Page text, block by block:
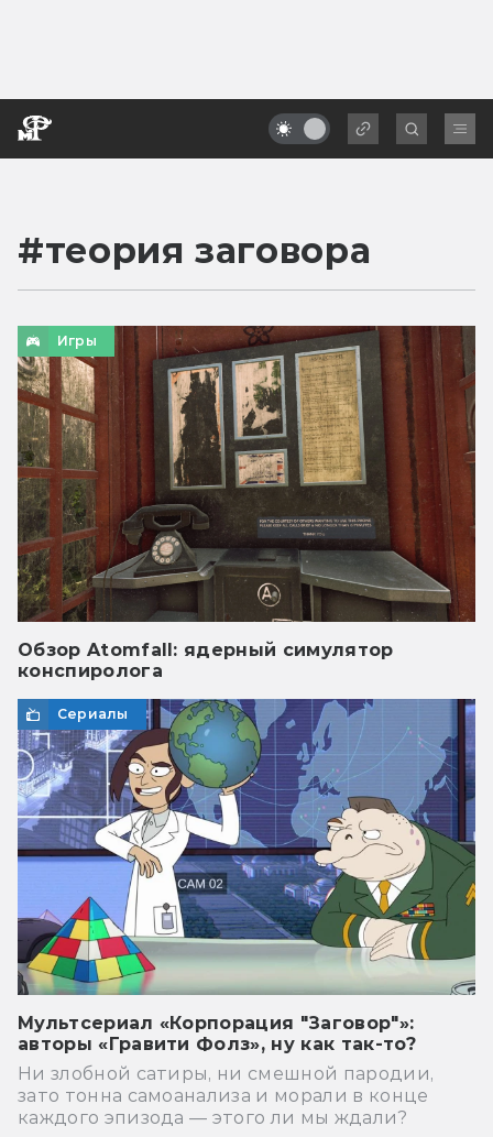
#теория заговора
Игры
Обзор Atomfall: ядерный симулятор
конспиролога
Сериалы
Мультсериал «Корпорация "Заговор"»:
авторы «Гравити Фолз», ну как так-то?
Ни злобной сатиры, ни смешной пародии,
зато тонна самоанализа и морали в конце
каждого эпизода — этого ли мы ждали?